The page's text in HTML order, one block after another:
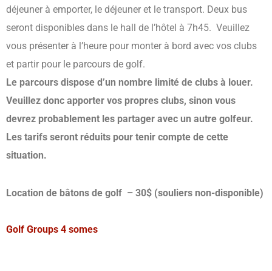
déjeuner à emporter, le déjeuner et le transport. Deux bus
seront disponibles dans le hall de l’hôtel à 7h45. Veuillez
vous présenter à l’heure pour monter à bord avec vos clubs
et partir pour le parcours de golf.
Le parcours dispose d’un nombre limité de clubs à louer.
Veuillez donc apporter vos propres clubs, sinon vous
devrez probablement les partager avec un autre golfeur.
Les tarifs seront réduits pour tenir compte de cette
situation.
Location de bâtons de golf – 30$ (souliers non-disponible)
Golf Groups 4 somes